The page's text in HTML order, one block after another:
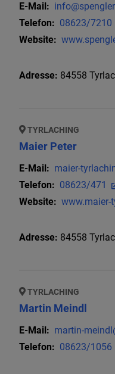
E-Mail:
Telefon: 08623/7210
Website:
Adresse: 84558
TYRLACHING
Maier Peter
E-Mail: maier-
Telefon: 08623/471
Website: www.maier-
Adresse: 84558
TYRLACHING
Martin Meindl
E-Mail: martin-
Telefon: 08623/1056